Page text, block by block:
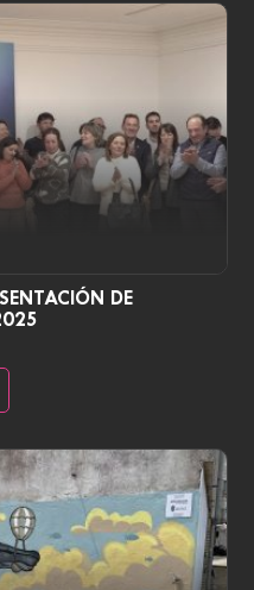
DE